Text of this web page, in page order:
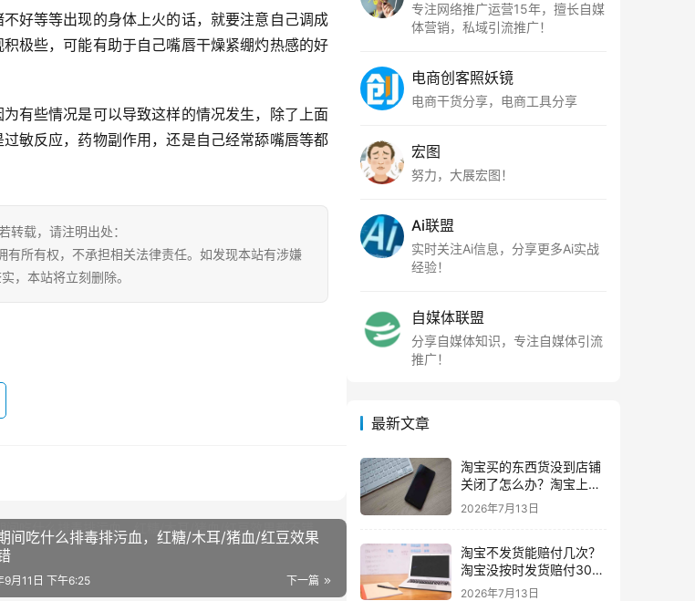
好等等出现的身体上火的话，就要注意自己调成
极些，可能有助于自己嘴唇干燥紧绷灼热感的好
有些情况是可以导致这样的情况发生，除了上面
敏反应，药物副作用，还是自己经常舔嘴唇等都
载，请注明出处：
所有权，不承担相关法律责任。如发现本站有涉嫌
，本站将立刻删除。
间吃什么排毒排污血，红糖/木耳/猪血/红豆效果
下一篇
9月11日 下午6:25
专注网络推广运营15年，擅长自媒
体营销，私域引流推广！
电商创客照妖镜
电商干货分享，电商工具分享
宏图
努力，大展宏图！
Ai联盟
实时关注Ai信息，分享更多Ai实战
经验！
自媒体联盟
分享自媒体知识，专注自媒体引流
推广！
最新文章
淘宝买的东西货没到店铺
关闭了怎么办？淘宝上买
东西货没收到店铺关闭了
我可以申请退款吗
2026年7月13日
淘宝不发货能赔付几次？
淘宝没按时发货赔付30%
还会发货吗要赔付几次
2026年7月13日